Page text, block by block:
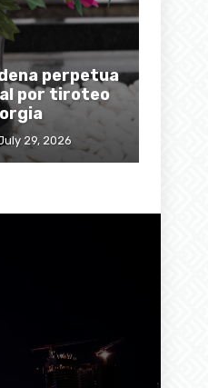
perpetua
por tiroteo
29, 2026